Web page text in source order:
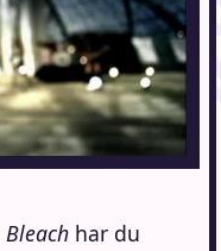
Bleach har du